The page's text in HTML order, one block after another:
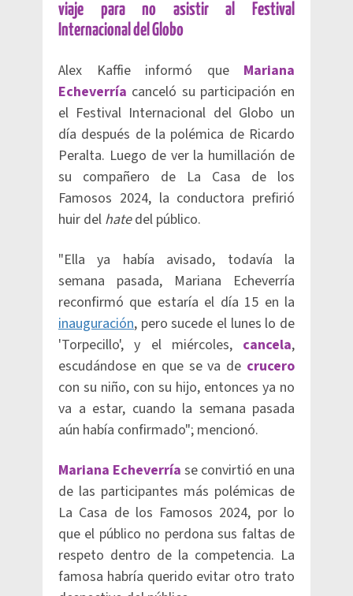
viaje para no asistir al Festival
Internacional del Globo
Alex Kaffie informó que Mariana
Echeverría canceló su participación en
el Festival Internacional del Globo un
día después de la polémica de Ricardo
Peralta. Luego de ver la humillación de
su compañero de La Casa de los
Famosos 2024, la conductora prefirió
huir del hatedel público.
"Ella ya había avisado, todavía la
semana pasada, Mariana Echeverría
reconfirmó que estaría el día 15 en la
inauguración, pero sucede el lunes lo de
'Torpecillo', y el miércoles, cancela,
escudándose en que se va de crucero
con su niño, con su hijo, entonces ya no
va a estar, cuando la semana pasada
aún había confirmado"; mencionó.
Mariana Echeverría se convirtió en una
de las participantes más polémicas de
La Casa de los Famosos 2024, por lo
que el público no perdona sus faltas de
respeto dentro de la competencia. La
famosa habría querido evitar otro trato